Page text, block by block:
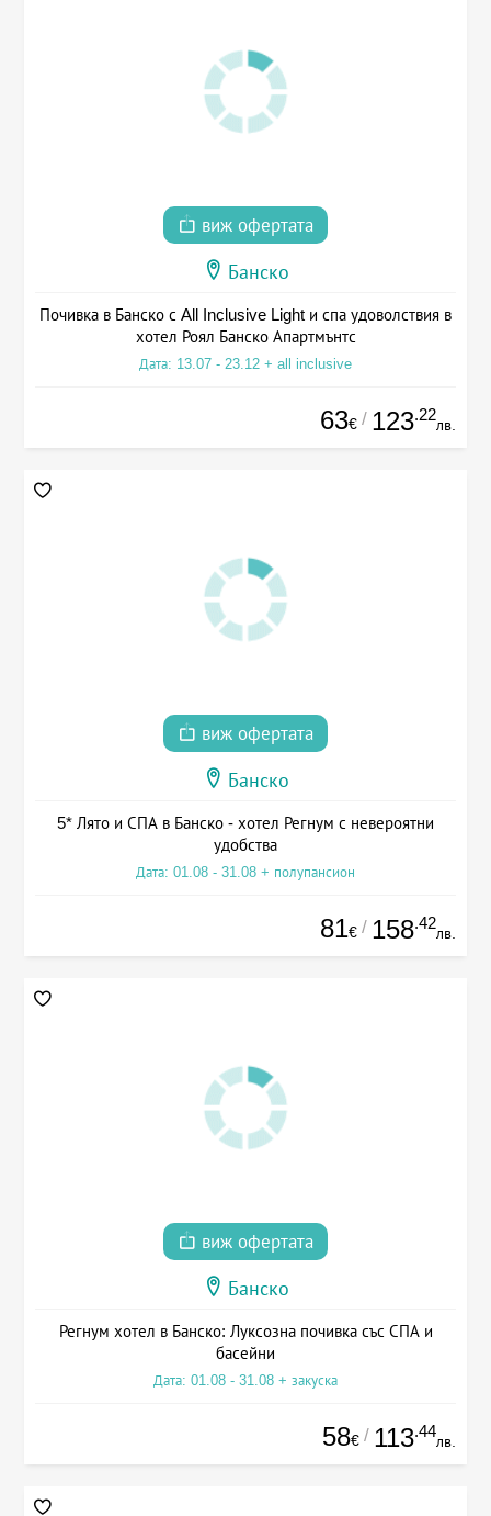
виж офертата
Банско
Почивка в Банско с All Inclusive Light и спа удоволствия в
хотел Роял Банско Апартмънтс
Дата: 13.07 - 23.12 + all inclusive
63€ / 123.22
лв.
виж офертата
Банско
5* Лято и СПА в Банско - хотел Регнум с невероятни
удобства
Дата: 01.08 - 31.08 + полупансион
81€ / 158.42
лв.
виж офертата
Банско
Регнум хотел в Банско: Луксозна почивка със СПА и
басейни
Дата: 01.08 - 31.08 + закуска
58€ / 113.44
лв.